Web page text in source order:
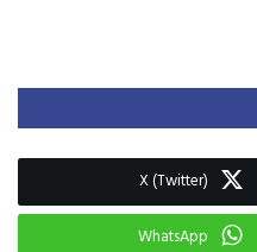
X (Twitter)
WhatsApp